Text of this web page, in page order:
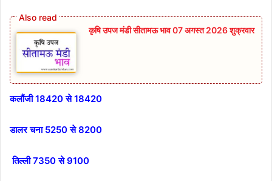
कृषि उपज मंडी सीतामऊ भाव 07 अगस्त 2026 शुक्रवार
कलौंजी 18420 से 18420
डालर चना 5250 से 8200
तिल्ली 7350 से 9100